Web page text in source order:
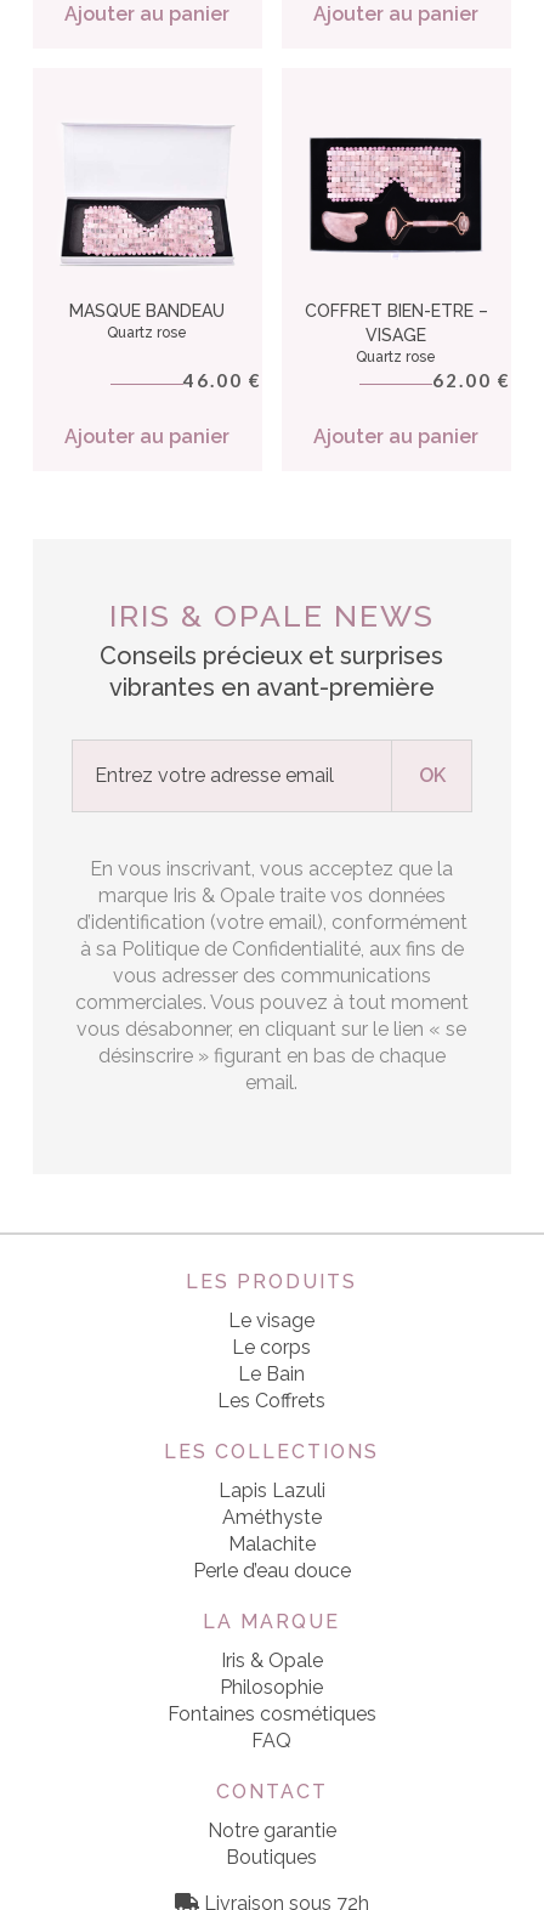
Ajouter au panier Ajouter au panier
MASQUE BANDEAU
Quartz rose
46.00 €
Ajouter au panier
COFFRET BIEN-ETRE –
VISAGE
Quartz rose
62.00 €
Ajouter au panier
IRIS & OPALE NEWS
Conseils précieux et surprises
vibrantes en avant-première
En vous inscrivant, vous acceptez que la
marque Iris & Opale traite vos données
d’identification (votre email), conformément
à sa Politique de Confidentialité, aux fins de
vous adresser des communications
commerciales. Vous pouvez à tout moment
vous désabonner, en cliquant sur le lien « se
désinscrire » figurant en bas de chaque
email.
LES PRODUITS
Le visage
Le corps
Le Bain
Les Coffrets
LES COLLECTIONS
Lapis Lazuli
Améthyste
Malachite
Perle d’eau douce
LA MARQUE
Iris & Opale
Philosophie
Fontaines cosmétiques
FAQ
CONTACT
Notre garantie
Boutiques
Livraison sous 72h